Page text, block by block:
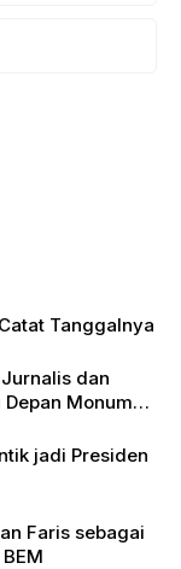
Tanggalnya
dan
Monumen
jadi Presiden
Faris sebagai